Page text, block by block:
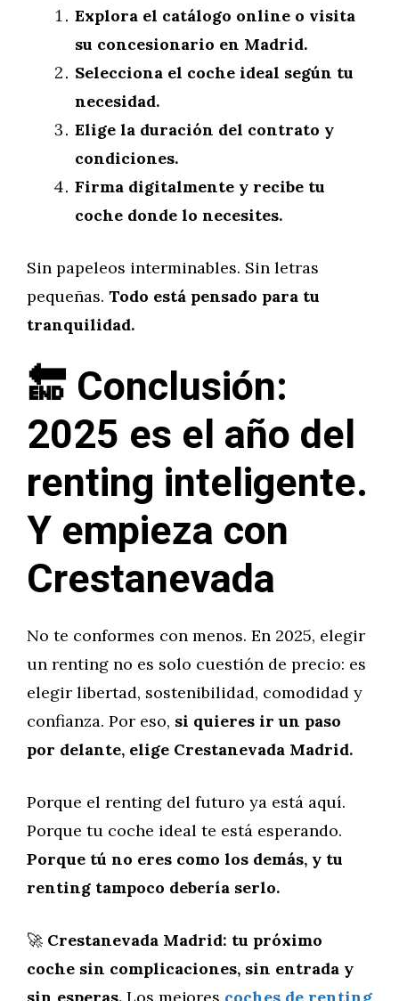
Explora el catálogo online o visita
su concesionario en Madrid.
Selecciona el coche ideal según tu
necesidad.
Elige la duración del contrato y
condiciones.
Firma digitalmente y recibe tu
coche donde lo necesites.
Sin papeleos interminables. Sin letras
pequeñas. Todo está pensado para tu
tranquilidad.
🔚 Conclusión:
2025 es el año del
renting inteligente.
Y empieza con
Crestanevada
No te conformes con menos. En 2025, elegir
un renting no es solo cuestión de precio: es
elegir libertad, sostenibilidad, comodidad y
confianza. Por eso, si quieres ir un paso
por delante, elige Crestanevada Madrid.
Porque el renting del futuro ya está aquí.
Porque tu coche ideal te está esperando.
Porque tú no eres como los demás, y tu
renting tampoco debería serlo.
🚀 Crestanevada Madrid: tu próximo
coche sin complicaciones, sin entrada y